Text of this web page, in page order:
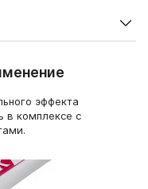
растворив
принимайте по 1
(3 уп в месяц)
эффекта
в комплексе с